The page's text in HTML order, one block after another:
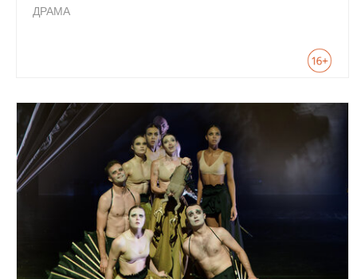
ДРАМА